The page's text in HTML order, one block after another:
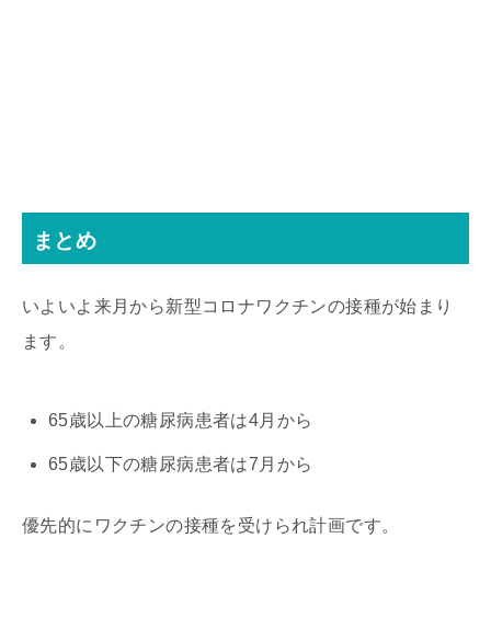
まとめ
いよいよ来月から新型コロナワクチンの接種が始まり
ます。
65歳以上の糖尿病患者は4月から
65歳以下の糖尿病患者は7月から
優先的にワクチンの接種を受けられ計画です。